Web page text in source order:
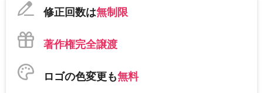
修正回数は無制限
著作権完全譲渡
ロゴの色変更も無料